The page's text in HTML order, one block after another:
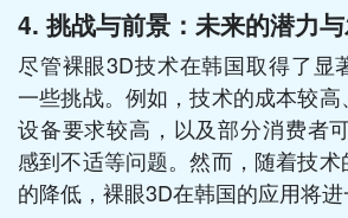
4. 挑战与前景：未来的潜力
尽管裸眼3D技术在韩国取得了显
一些挑战。例如，技术的成本较
设备要求较高，以及部分消费者
感到不适等问题。然而，随着技
的降低，裸眼3D在韩国的应用将进